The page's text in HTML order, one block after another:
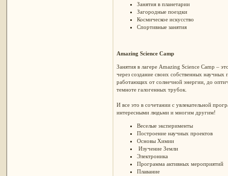
Занятия в планетарии
Загородные поездки
Космическое искусство
Спортивные занятия
Amazing Science Camp
Занятия в лагере Amazing Science Camp –
через создание своих собственных научных
работающих от солнечной энергии, до
темноте галогенных трубок.
И все это в сочетании с увлекательной
интересными людьми и многим другим!
Веселые эксперименты
Построение научных проектов
Основы Химии
Изучение Земли
Электроника
Программа активных мероприятий
Плавание